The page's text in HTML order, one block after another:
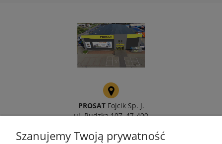
PROSATFojcik Sp. J.
ul. Rudzka 107, 47-400
Szanujemy Twoją prywatność